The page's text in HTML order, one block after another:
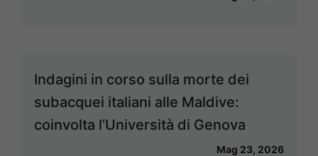
Indagini in corso sulla morte dei
subacquei italiani alle Maldive:
coinvolta l’Università di Genova
Mag 23, 2026